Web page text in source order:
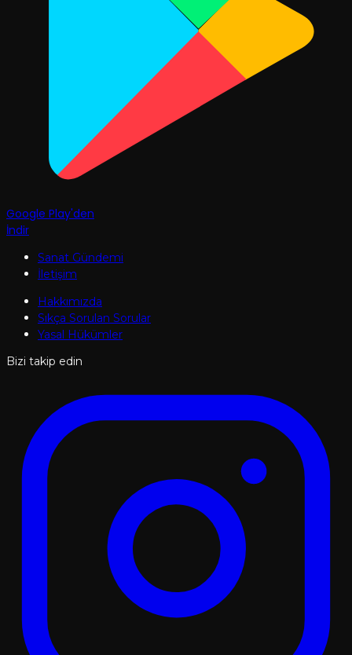
Google Play'den
İndir
Sanat Gündemi
İletişim
Hakkımızda
Sıkça Sorulan Sorular
Yasal Hükümler
Bizi takip edin